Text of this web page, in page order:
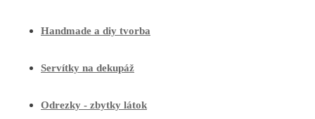
Handmade a diy tvorba
Servítky na dekupáž
Odrezky - zbytky látok